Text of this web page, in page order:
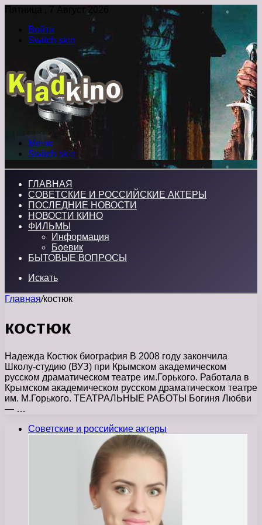
Пятница , 7 Август 2026
Войти
Switch skin
Меню
Switch skin
ГЛАВНАЯ
СОВЕТСКИЕ И РОССИЙСКИЕ АКТЕРЫ
ПОСЛЕДНИЕ НОВОСТИ
НОВОСТИ КИНО
ФИЛЬМЫ
Информация
Боевик
БЫТОВЫЕ ВОПРОСЫ
Искать
Главная/костюк
костюк
Надежда Костюк биография В 2008 году закончила
Школу-студию (ВУЗ) при Крымском академическом
русском драматическом театре им.Горького. Работала в
Крымском академическом русском драматическом театре
им. М.Горького. ТЕАТРАЛЬНЫЕ РАБОТЫ Богиня Любви
— …
Советские и российские актеры